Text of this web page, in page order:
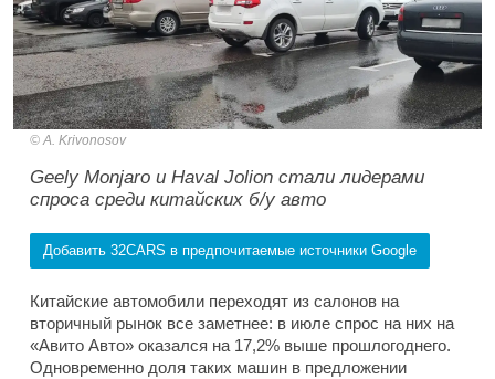
A. Krivonosov
Geely Monjaro и Haval Jolion стали лидерами
спроса среди китайских б/у авто
Добавить 32CARS в предпочитаемые источники Google
Китайские автомобили переходят из салонов на
вторичный рынок все заметнее: в июле спрос на них на
«Авито Авто» оказался на 17,2% выше прошлогоднего.
Одновременно доля таких машин в предложении